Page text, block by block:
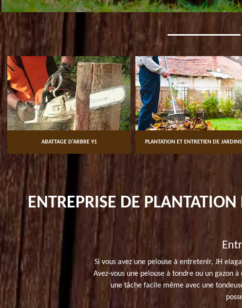
ABATTAGE D'ARBRE 91 PLANTATION ET ENTRETIEN DE
ENTREPRISE DE
Si vous avez une pelouse à entretenir, JH
Avez-vous une pelouse à tondre ou un gazon
une tâche facile même avec une